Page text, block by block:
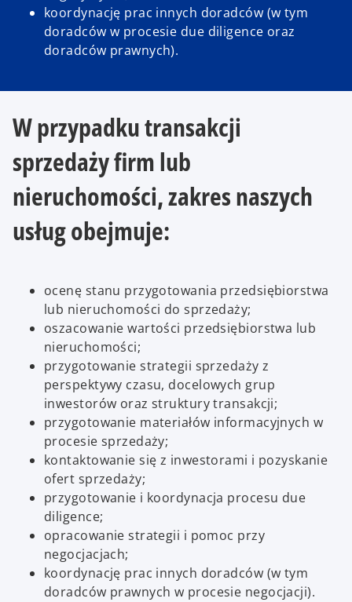
koordynację prac innych doradców (w tym
doradców w procesie due diligence oraz
doradców prawnych).
W przypadku transakcji
sprzedaży firm lub
nieruchomości, zakres naszych
usług obejmuje:
ocenę stanu przygotowania przedsiębiorstwa
lub nieruchomości do sprzedaży;
oszacowanie wartości przedsiębiorstwa lub
nieruchomości;
przygotowanie strategii sprzedaży z
perspektywy czasu, docelowych grup
inwestorów oraz struktury transakcji;
przygotowanie materiałów informacyjnych w
procesie sprzedaży;
kontaktowanie się z inwestorami i pozyskanie
ofert sprzedaży;
przygotowanie i koordynacja procesu due
diligence;
opracowanie strategii i pomoc przy
negocjacjach;
koordynację prac innych doradców (w tym
doradców prawnych w procesie negocjacji).